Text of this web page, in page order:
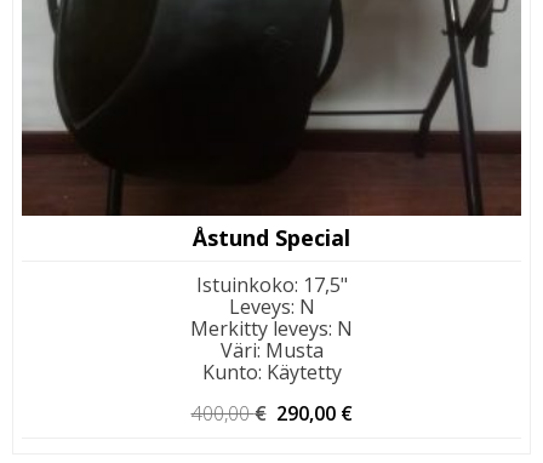
Åstund Special
Istuinkoko: 17,5"
Leveys: N
Merkitty leveys: N
Väri: Musta
Kunto: Käytetty
400,00€ Alkuperäinen
290,00 €